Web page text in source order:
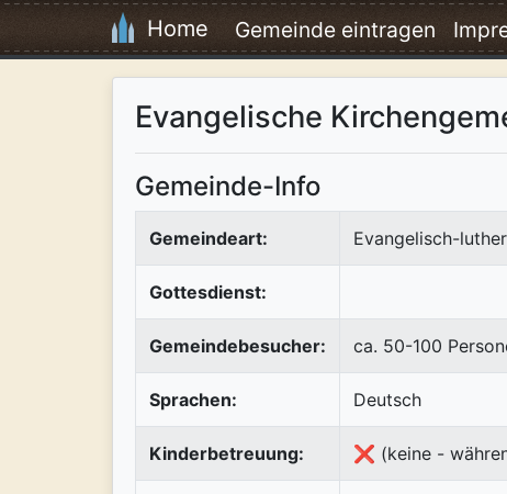
Home Gemeinde eintragen
Evangelische
Gemeinde-Info
Gemeindeart: Evangelisch-
Gottesdienst:
Gemeindebesucher: ca. 50-100
Sprachen: Deutsch
Kinderbetreuung: ❌ (keine -